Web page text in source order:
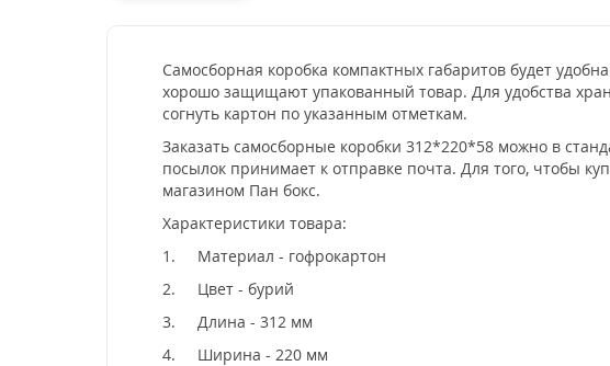
Самосборная коробка компактных габаритов будет
хорошо защищают упакованный товар. Для удобства
согнуть картон по указанным отметкам.
Заказать самосборные коробки 312*220*58 можно в
посылок принимает к отправке почта. Для того, чтобы
магазином Пан бокс.
Характеристики товара:
1.
Материал - гофрокартон
2.
Цвет - бурий
3.
Длина - 312 мм
4.
Ширина - 220 мм